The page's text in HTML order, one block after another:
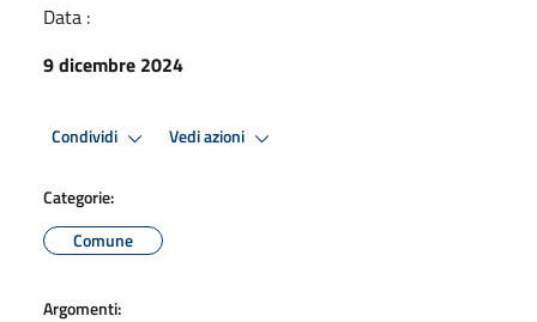
Data :
9 dicembre 2024
Condividi Vedi azioni
Categorie:
Comune
Argomenti: